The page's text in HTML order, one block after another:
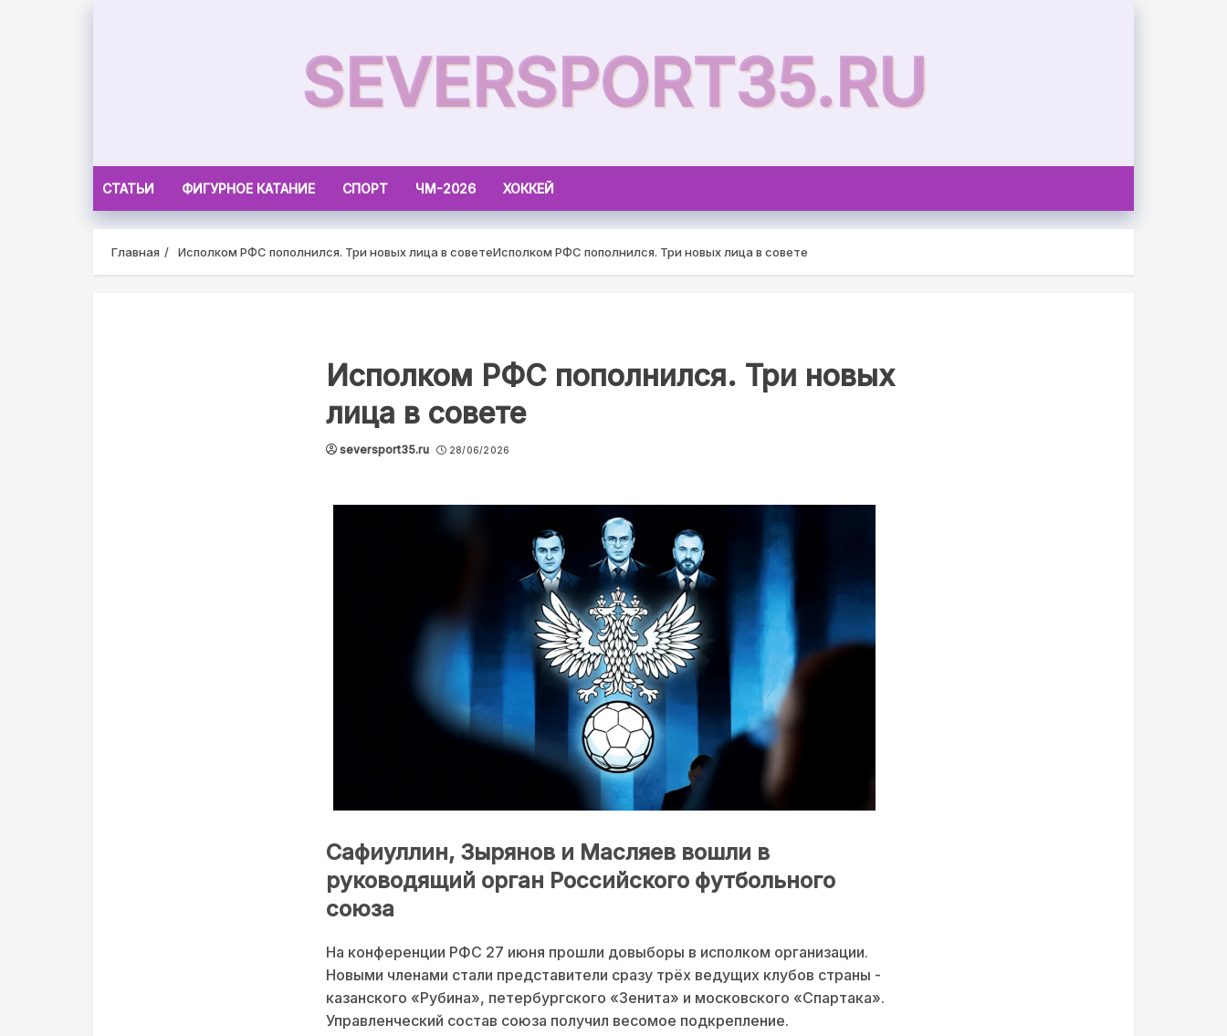
SEVERSPORT35.RU
СТАТЬИ ФИГУРНОЕ КАТАНИЕ СПОРТ ЧМ-2026 ХОККЕЙ
Главная Исполком РФС пополнился. Три новых лица в советеИсполком РФС пополнился. Три новых лица в совете
Исполком РФС пополнился. Три новых
лица в совете
seversport35.ru 28/06/2026
Сафиуллин, Зырянов и Масляев вошли в
руководящий орган Российского футбольного
союза
На конференции РФС 27 июня прошли довыборы в исполком организации.
Новыми членами стали представители сразу трёх ведущих клубов страны -
казанского «Рубина», петербургского «Зенита» и московского «Спартака».
Управленческий состав союза получил весомое подкрепление.